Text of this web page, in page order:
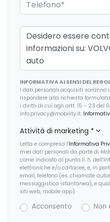
ESC / Electronic Stability
Fari a led
Fari autoadattivi a led
Fari con accensione
Fari con accensione
Freno di stazionamento
Indicatore cambio marcia
Inserti in acciaio esterni
Interni in tessuto
Interni personalizzazione colori
INFORMATIVA AI SENSI DEL
I dati personali acquisiti saranno
rispondere alla richiesta
i diritti di cui agli artt. 15 - 23 del
info.privacy@mobility.it.
Attività di marketing *
Letta e compresa l’Informativa
miei dati personali da parte di
come indicato al punto II. h.
elettroniche e/o cartacee, e, in
email, telefono (es. chiamate
messaggistica istantanea), e
siti web, mobile app).
Acconsento Non